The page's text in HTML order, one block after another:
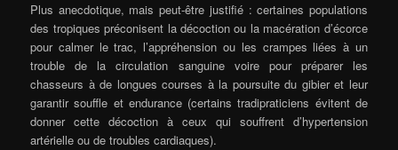
Plus anecdotique, mais peut-être justifié : certaines populations
des tropiques préconisent la décoction ou la macération d’écorce
pour calmer le trac, l’appréhension ou les crampes liées à un
trouble de la circulation sanguine voire pour préparer les
chasseurs à de longues courses à la poursuite du gibier et leur
garantir souffle et endurance (certains tradipraticiens évitent de
donner cette décoction à ceux qui souffrent d’hypertension
artérielle ou de troubles cardiaques).